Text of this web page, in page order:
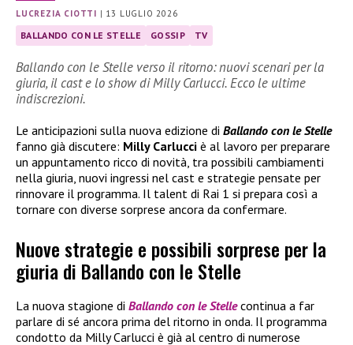
LUCREZIA CIOTTI | 13 LUGLIO 2026
BALLANDO CON LE STELLE GOSSIP TV
Ballando con le Stelle verso il ritorno: nuovi scenari per la
giuria, il cast e lo show di Milly Carlucci. Ecco le ultime
indiscrezioni.
Le anticipazioni sulla nuova edizione di Ballando con le Stelle
fanno già discutere: Milly Carlucci è al lavoro per preparare
un appuntamento ricco di novità, tra possibili cambiamenti
nella giuria, nuovi ingressi nel cast e strategie pensate per
rinnovare il programma. Il talent di Rai 1 si prepara così a
tornare con diverse sorprese ancora da confermare.
Nuove strategie e possibili sorprese per la
giuria di Ballando con le Stelle
La nuova stagione di Ballando con le Stellecontinua a far
parlare di sé ancora prima del ritorno in onda. Il programma
condotto da Milly Carlucci è già al centro di numerose